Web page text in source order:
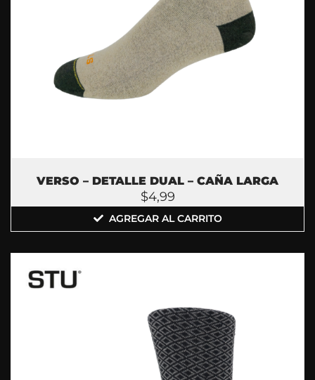
VERSO – DETALLE DUAL – CAÑA LARGA
$4,99
AGREGAR AL CARRITO